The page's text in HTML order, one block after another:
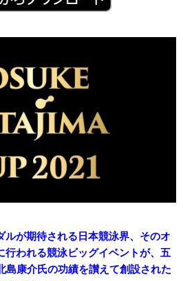
ルが期待される日本競泳界、そのオ
行われる競泳ビッグイベントが、五
島康介氏の功績を讃えて創設された